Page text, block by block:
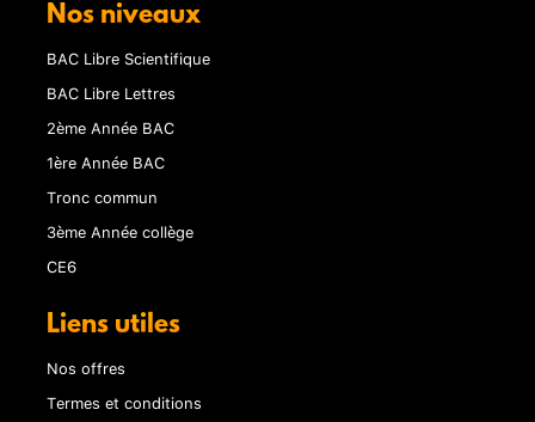
Nos niveaux
BAC Libre Scientifique
BAC Libre Lettres
2ème Année BAC
1ère Année BAC
Tronc commun
3ème Année collège
CE6
Liens utiles
Nos offres
Termes et conditions